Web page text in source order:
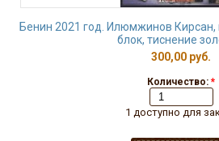
Бенин 2021 год. Илюмжинов
блок, тиснение
300,00 руб.
Количество: *
1 доступно для